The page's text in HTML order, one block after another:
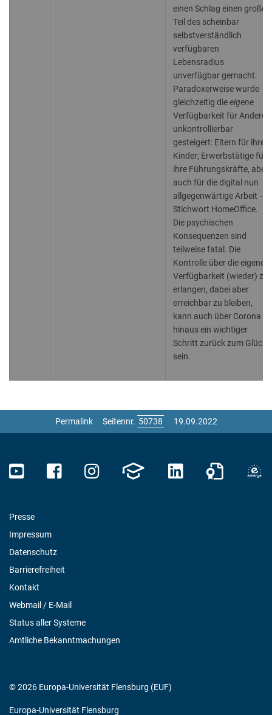
einen Schlag einen großen
Teil des scheinbar
selbstverständlich
verfügbaren
Lebensradius
unverfügbar gemacht.
Paradoxerweise wurde
gleichzeitig dieeigene
Verfügbarkeit für Andere
unkontrollierbar
gesteigert: Eltern für ihre
Kinder; Erwerbstätige für
ihre Führungskräfte, aber
auch für die digital nun
allgegenwärtige Arbeit –
Stichwort HomeOffice.
Die psychischen
Konsequenzen sind
teilweise fatal. Die
Kontrolle über die eigene
Verfügbarkeit (wieder) zu
erlangen, dabei aber
erreichbar zu bleiben,
kann auch über Corona
hinaus ein wichtiger
Schritt zurück zum Glück
sein.
Permalink Seitennr. 19.09.2022
Presse
Impressum
Datenschutz
Barrierefreiheit
Kontakt
Webmail / E-Mail
Status aller Systeme
Amtliche Bekanntmachungen
© 2026 Europa-Universität Flensburg (EUF)
Europa-Universität Flensburg